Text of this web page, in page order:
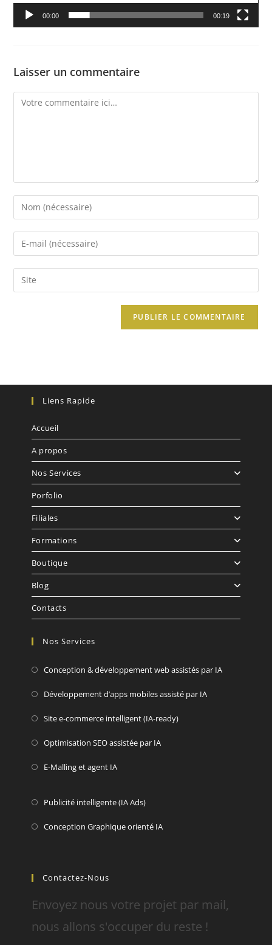
00:00 00:19
Laisser un commentaire
Liens Rapide
Accueil
A propos
Nos Services
Porfolio
Filiales
Formations
Boutique
Blog
Contacts
Nos Services
Conception & développement web assistés par IA
Développement d’apps mobiles assisté par IA
Site e-commerce intelligent (IA-ready)
Optimisation SEO assistée par IA
E-Malling et agent IA
Publicité intelligente (IA Ads)
Conception Graphique orienté IA
Contactez-Nous
Envoyez nous votre projet par mail,
nous allons s'occuper du reste !